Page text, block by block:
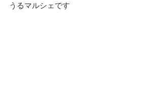
うるマルシェです